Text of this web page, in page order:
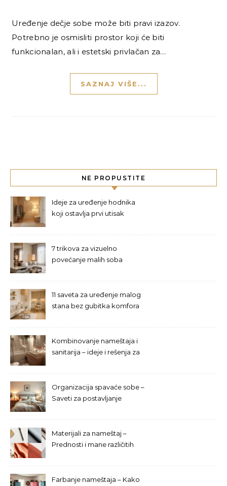
Uređenje dečje sobe može biti pravi izazov.
Potrebno je osmisliti prostor koji će biti
funkcionalan, ali i estetski privlačan za…
SAZNAJ VIŠE...
NE PROPUSTITE
Ideje za uređenje hodnika
koji ostavlja prvi utisak
7 trikova za vizuelno
povećanje malih soba
11 saveta za uređenje malog
stana bez gubitka komfora
Kombinovanje nameštaja i
sanitarija – ideje i rešenja za
Organizacija spavaće sobe –
Saveti za postavljanje
Materijali za nameštaj –
Prednosti i mane različitih
Farbanje nameštaja – Kako